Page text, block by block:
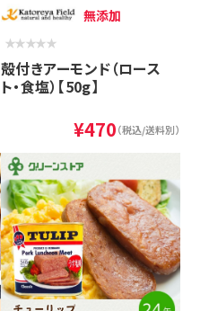
無添加
殻付きアーモンド（ロース
ト・食塩）【50g】
¥470（税込/送料別）